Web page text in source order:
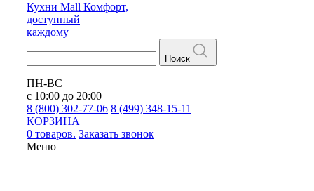
Кухни Mall Комфорт,
доступный
каждому
Поиск
ПН-ВС
с 10:00 до 20:00
8 (800) 302-77-06 8 (499) 348-15-11
КОРЗИНА
0 товаров. Заказать звонок
Меню